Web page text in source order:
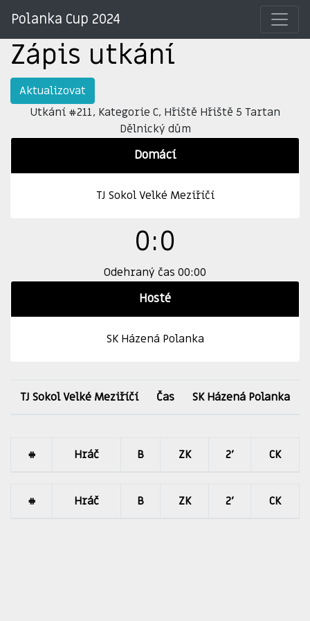
Polanka Cup 2024
Zápis utkání
Aktualizovat
Utkání #211, Kategorie C, Hřiště Hřiště 5 Tartan
Dělnický dům
Domácí
TJ Sokol Velké Meziříčí
0:0
Odehraný čas 00:00
Hosté
SK Házená Polanka
TJ Sokol Velké Meziříčí Čas SK Házená Polanka
# Hráč B ZK 2' CK
# Hráč B ZK 2' CK